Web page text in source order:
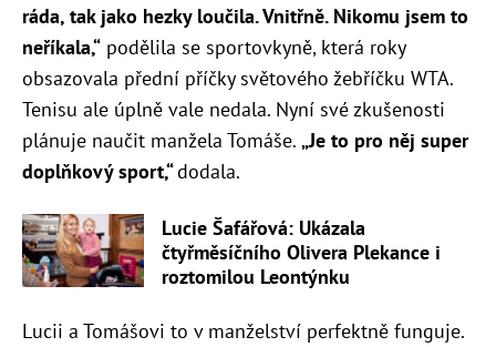
ráda, tak jako hezky loučila. Vnitřně. Nikomu jsem to
neříkala,“ podělila se sportovkyně, která roky
obsazovala přední příčky světového žebříčku WTA.
Tenisu ale úplně vale nedala. Nyní své zkušenosti
plánuje naučit manžela Tomáše. „Je to pro něj super
doplňkový sport,“dodala.
Lucie Šafářová: Ukázala
čtyřměsíčního Olivera Plekance i
roztomilou Leontýnku
Lucii a Tomášovi to v manželství perfektně funguje.